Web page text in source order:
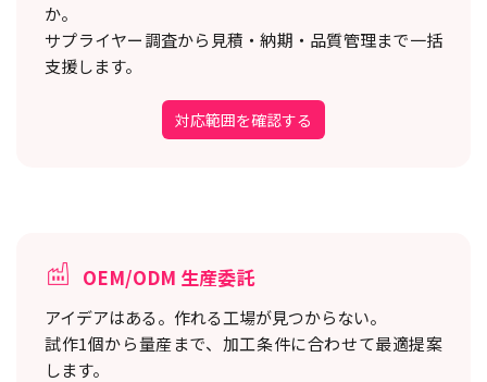
か。
サプライヤー調査から見積・納期・品質管理まで一括
支援します。
対応範囲を確認する
OEM/ODM 生産委託
アイデアはある。作れる工場が見つからない。
試作1個から量産まで、加工条件に合わせて最適提案
します。